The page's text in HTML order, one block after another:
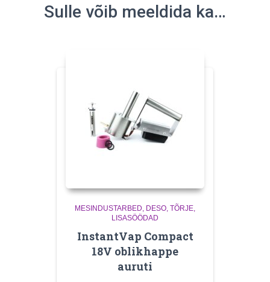
Sulle võib meeldida ka…
MESINDUSTARBED
DESO, TÕRJE,
LISASÖÖDAD
InstantVap Compact
18V oblikhappe
auruti